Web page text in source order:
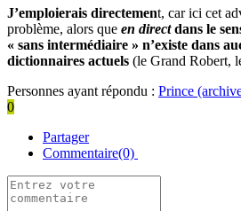
J’emploierais directement, car ici cet
problème, alors que en directdans le
« sans intermédiaire » n’existe dans
dictionnaires actuels (le Grand Robert,
Personnes ayant répondu : Prince
0
Partager
Commentaire(0)